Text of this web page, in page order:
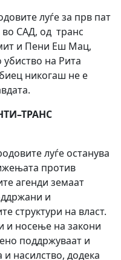
луѓе за прв пат
САД, од транс
и Пени Еш Мац,
на Рита
никогаш не е
луѓе останува
против
агенди земаат
и
структури на власт.
и носење на закони
поддржуваат и
насилство, додека